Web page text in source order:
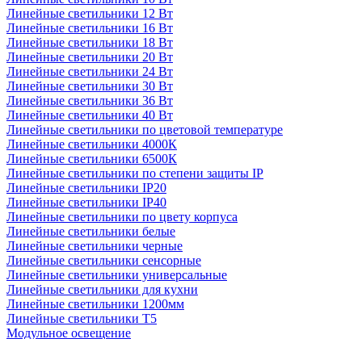
Линейные светильники 12 Вт
Линейные светильники 16 Вт
Линейные светильники 18 Вт
Линейные светильники 20 Вт
Линейные светильники 24 Вт
Линейные светильники 30 Вт
Линейные светильники 36 Вт
Линейные светильники 40 Вт
Линейные светильники по цветовой температуре
Линейные светильники 4000К
Линейные светильники 6500К
Линейные светильники по степени защиты IP
Линейные светильники IP20
Линейные светильники IP40
Линейные светильники по цвету корпуса
Линейные светильники белые
Линейные светильники черные
Линейные светильники сенсорные
Линейные светильники универсальные
Линейные светильники для кухни
Линейные светильники 1200мм
Линейные светильники Т5
Модульное освещение